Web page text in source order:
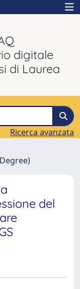
digitale
di Laurea
Ricerca avanzata
del